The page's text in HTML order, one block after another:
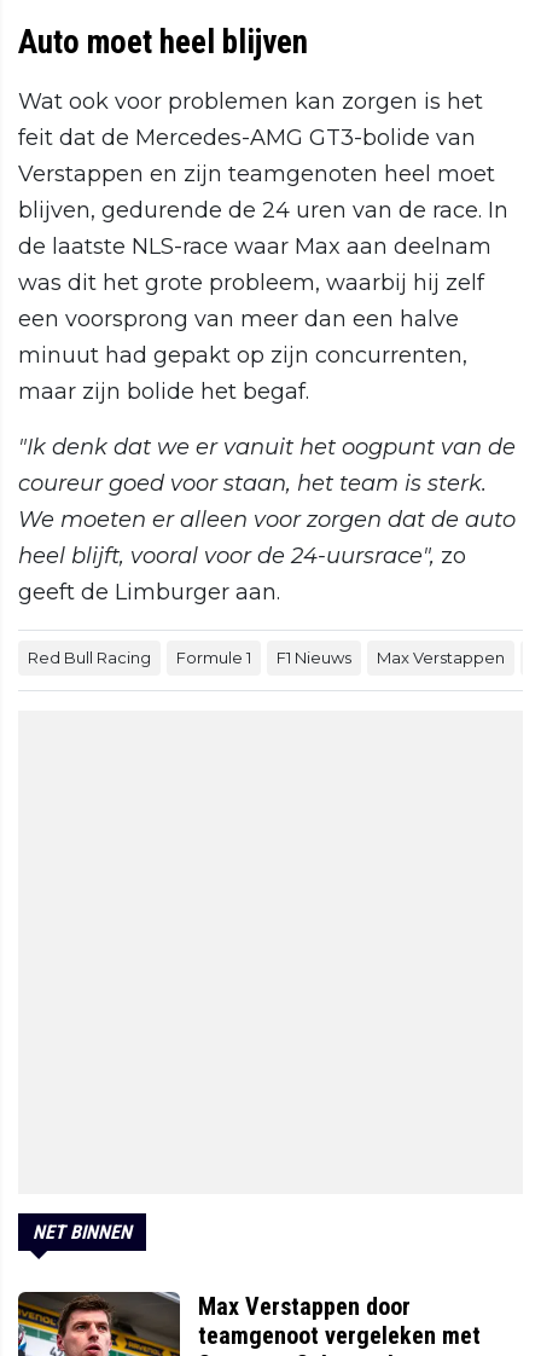
Auto moet heel blijven
Wat ook voor problemen kan zorgen is het
feit dat de Mercedes-AMG GT3-bolide van
Verstappen en zijn teamgenoten heel moet
blijven, gedurende de 24 uren van de race. In
de laatste NLS-race waar Max aan deelnam
was dit het grote probleem, waarbij hij zelf
een voorsprong van meer dan een halve
minuut had gepakt op zijn concurrenten,
maar zijn bolide het begaf.
"Ik denk dat we er vanuit het oogpunt van de
coureur goed voor staan, het team is sterk.
We moeten er alleen voor zorgen dat de auto
heel blijft, vooral voor de 24-uursrace", zo
geeft de Limburger aan.
Red Bull Racing Formule 1 F1 Nieuws Max Verstappen
NET BINNEN
Max Verstappen door
teamgenoot vergeleken met